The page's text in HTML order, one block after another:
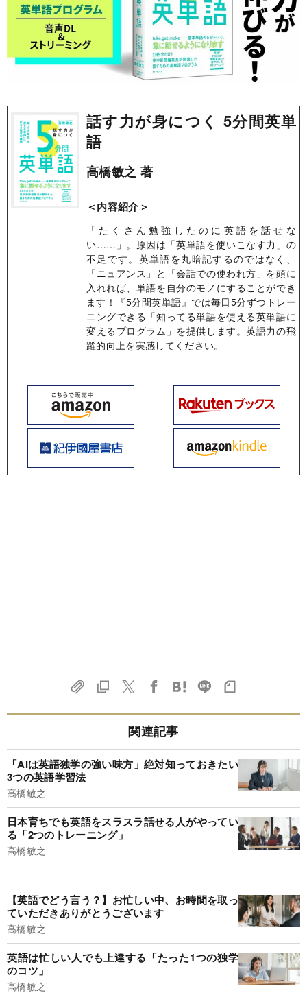
話す力が身につく 5分間英単
語
高橋敏之 著
＜内容紹介＞
「たくさん勉強したのに英語を話せな
い……」。原因は「英単語を使いこなす力」の
不足です。英単語を丸暗記するのではなく、
「ニュアンス」と「会話での使われ方」を頭に
入れれば、単語を自分のモノにすることができ
ます！『5分間英単語』では毎日5分ずつトレー
ニングできる「知ってる単語を使える英単語に
変えるプログラム」を提供します。英語力の飛
躍的向上を実感してください。
関連記事
「AIは英語独学の強い味方」絶対知っておきたい
3つの英語学習法
高橋敏之
日本育ちでも英語をスラスラ話せる人がやってい
る「2つのトレーニング」
高橋敏之
【英語でどう言う？】お忙しい中、お時間を取っ
ていただきありがとうございます
高橋敏之
英語は忙しい人でも上達する「たった1つの独学
のコツ」
高橋敏之